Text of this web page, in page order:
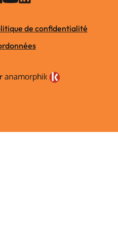
de confidentialité